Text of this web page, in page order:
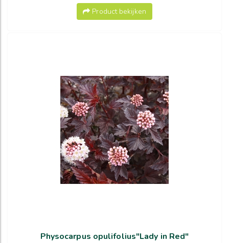
Product bekijken
Physocarpus opulifolius"Lady in Red"